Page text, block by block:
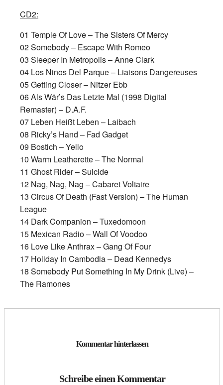
CD2:
01 Temple Of Love – The Sisters Of Mercy
02 Somebody – Escape With Romeo
03 Sleeper In Metropolis – Anne Clark
04 Los Ninos Del Parque – Liaisons Dangereuses
05 Getting Closer – Nitzer Ebb
06 Als Wär’s Das Letzte Mal (1998 Digital
Remaster) – D.A.F.
07 Leben Heißt Leben – Laibach
08 Ricky’s Hand – Fad Gadget
09 Bostich – Yello
10 Warm Leatherette – The Normal
11 Ghost Rider – Suicide
12 Nag, Nag, Nag – Cabaret Voltaire
13 Circus Of Death (Fast Version) – The Human
League
14 Dark Companion – Tuxedomoon
15 Mexican Radio – Wall Of Voodoo
16 Love Like Anthrax – Gang Of Four
17 Holiday In Cambodia – Dead Kennedys
18 Somebody Put Something In My Drink (Live) –
The Ramones
Kommentar hinterlassen
Schreibe einen Kommentar